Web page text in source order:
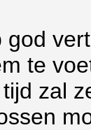
god
te
zal